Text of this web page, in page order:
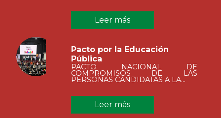
Leer más
Pacto por la Educación
Pública
PACTO NACIONAL DE
COMPROMISOS DE LAS
PERSONAS CANDIDATAS A LA...
Leer más